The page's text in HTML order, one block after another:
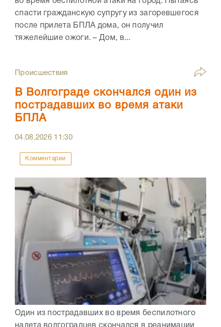
спасти гражданскую супругу из загоревшегося
после прилета БПЛА дома, он получил
тяжелейшие ожоги. – Дом, в...
Происшествия
В Волгограде скончался один из
пострадавших во время атаки
БПЛА
04.08.2026 11:30
Комментарии
Один из пострадавших во время беспилотного
налета волгоградцев скончался в реанимации